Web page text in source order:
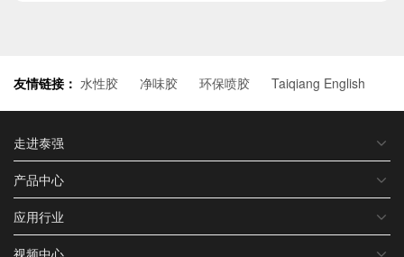
友情链接： 水性胶 净味胶 环保喷胶 Taiqiang English
走进泰强
产品中心
应用行业
视频中心